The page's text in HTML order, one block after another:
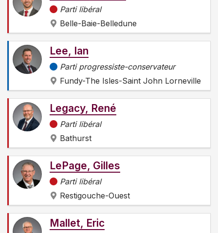
Parti libéral
Belle-Baie-Belledune
Lee, Ian
Parti progressiste-conservateur
Fundy-The Isles-Saint John Lorneville
Legacy, René
Parti libéral
Bathurst
LePage, Gilles
Parti libéral
Restigouche-Ouest
Mallet, Eric